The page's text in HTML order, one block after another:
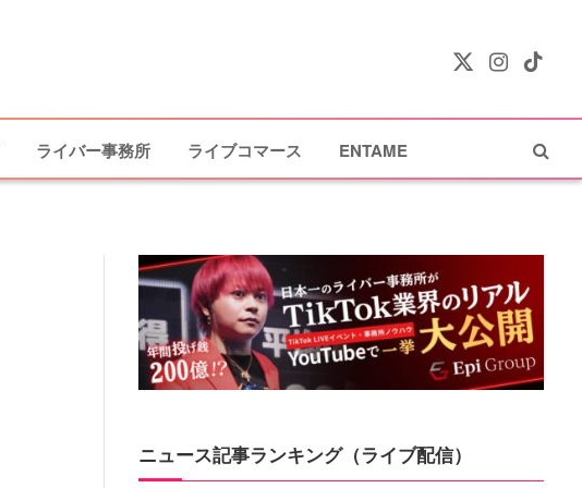
X
Instagram
TikTok
ライバー事務所 ライブコマース ENTAME
ニュース記事ランキング（ライブ配信）